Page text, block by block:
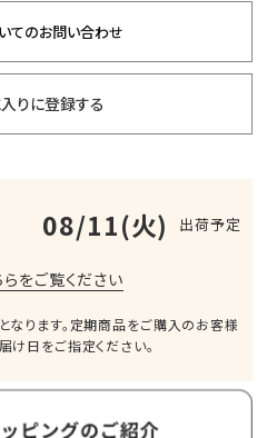
てのお問い合わせ
りに登録する
08/11(火) 出荷予定
をご覧ください
ります。定期商品をご購入のお客様
日をご指定ください。